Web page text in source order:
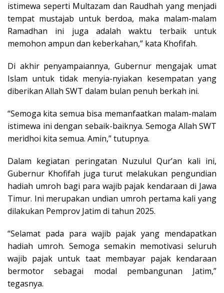
istimewa seperti Multazam dan Raudhah yang menjadi
tempat mustajab untuk berdoa, maka malam-malam
Ramadhan ini juga adalah waktu terbaik untuk
memohon ampun dan keberkahan,” kata Khofifah.
Di akhir penyampaiannya, Gubernur mengajak umat
Islam untuk tidak menyia-nyiakan kesempatan yang
diberikan Allah SWT dalam bulan penuh berkah ini.
“Semoga kita semua bisa memanfaatkan malam-malam
istimewa ini dengan sebaik-baiknya. Semoga Allah SWT
meridhoi kita semua. Amin,” tutupnya.
Dalam kegiatan peringatan Nuzulul Qur’an kali ini,
Gubernur Khofifah juga turut melakukan pengundian
hadiah umroh bagi para wajib pajak kendaraan di Jawa
Timur. Ini merupakan undian umroh pertama kali yang
dilakukan Pemprov Jatim di tahun 2025.
“Selamat pada para wajib pajak yang mendapatkan
hadiah umroh. Semoga semakin memotivasi seluruh
wajib pajak untuk taat membayar pajak kendaraan
bermotor sebagai modal pembangunan Jatim,”
tegasnya.